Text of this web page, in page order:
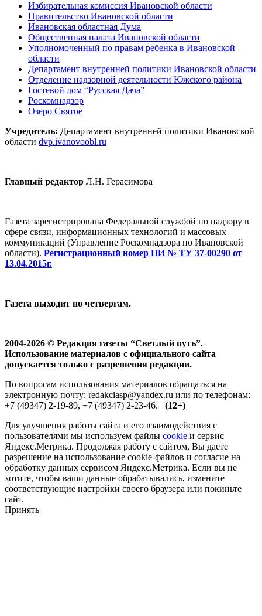
Избирательная комиссия Ивановской области
Правительство Ивановской области
Ивановская областная Дума
Общественная палата Ивановской области
Уполномоченный по правам ребенка в Ивановской
области
Департамент внутренней политики Ивановской области
Отделение надзорной деятельности Южского района
Гостевой дом “Русская Дача”
Роскомнадзор
Озеро Святое
Учредитель: Департамент внутренней политики Ивановской
области dvp.ivanovoobl.ru
Главный редактор Л.Н. Герасимова
Газета зарегистрирована Федеральной службой по надзору в
сфере связи, информационных технологий и массовых
коммуникаций (Управление Роскомнадзора по Ивановской
области). Регистрационный номер ПИ № ТУ 37-00290 от
13.04.2015г.
Газета выходит по четвергам.
2004-2026 © Редакция газеты “Светлый путь”.
Использование материалов с официального сайта
допускается только с разрешения редакции.
По вопросам использования материалов обращаться на
электронную почту: redakciasp@yandex.ru или по телефонам:
+7 (49347) 2-19-89, +7 (49347) 2-23-46. (12+)
Для улучшения работы сайта и его взаимодействия с
пользователями мы используем файлы cookie и сервис
Яндекс.Метрика. Продолжая работу с сайтом, Вы даете
разрешение на использование cookie-файлов и согласие на
обработку данных сервисом Яндекс.Метрика. Если вы не
хотите, чтобы ваши данные обрабатывались, измените
соответствующие настройки своего браузера или покиньте
сайт.
Принять